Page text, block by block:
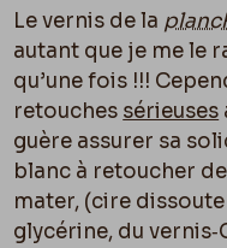
Le vernis de la
autant que je me le
qu’une fois !!!
retouches sérieuses
guère assurer sa
blanc à retoucher
mater, (cire
glycérine, du